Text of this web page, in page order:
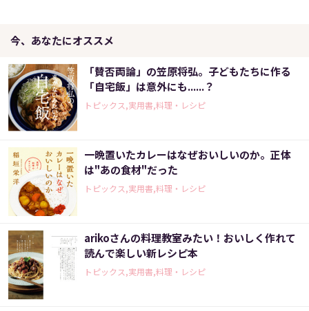
今、あなたにオススメ
「賛否両論」の笠原将弘。子どもたちに作る
「自宅飯」は意外にも......？
トピックス,実用書,料理・レシピ
一晩置いたカレーはなぜおいしいのか。正体
は"あの食材"だった
トピックス,実用書,料理・レシピ
arikoさんの料理教室みたい！おいしく作れて
読んで楽しい新レシピ本
トピックス,実用書,料理・レシピ